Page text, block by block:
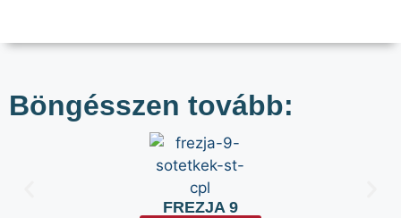
Böngésszen tovább:
FREZJA 9